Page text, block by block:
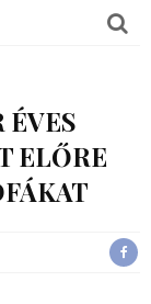
ÉVES
ELŐRE